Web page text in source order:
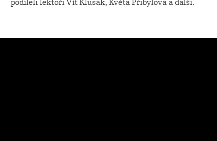
podíleli lektoři Vít Klusák, Květa Přibylová a další.